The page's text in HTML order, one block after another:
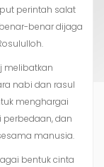
perintah salat
benar dijaga
melibatkan
nabi dan rasul
menghargai
dan
manusia.
bentuk cinta